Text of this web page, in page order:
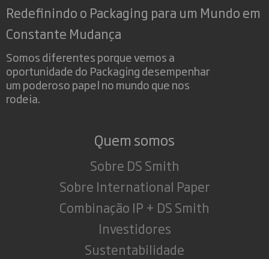
Redefinindo o Packaging para um Mundo em
Constante Mudança
Somos diferentes porque vemos a
oportunidade do Packaging desempenhar
um poderoso papel no mundo que nos
rodeia.
Quem somos
Sobre DS Smith
Sobre International Paper
Combinação IP + DS Smith
Investidores
Sustentabilidade